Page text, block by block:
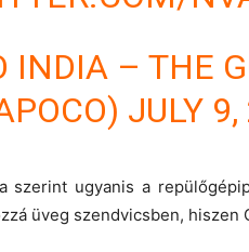
INDIA – THE
JULY
szerint ugyanis a
üveg szendvicsben, hiszen